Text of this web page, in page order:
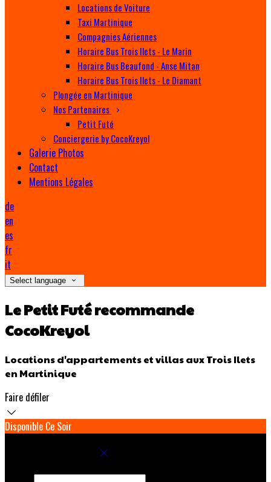
Locations de Voiture
Taxi Martinique
Compagnies Aériennes
Horaire Bus Trois Ilets - Le Marin
Horaire Bus Beaufond - Anse Mitan
Horaire Bus Trois Ilets - Le Diamant
Plongée en Martinique
Nos Partenaires
Petit Futé
Conciergerie by CocoKreyol
Galerie Photos
Contact
Mentions Légales
de
en
es
fr
it
Select language
Le Petit Futé recommande
CocoKreyol
Locations d'appartements et villas aux Trois Ilets
en Martinique
Faire défiler
Disponible Ce Soir